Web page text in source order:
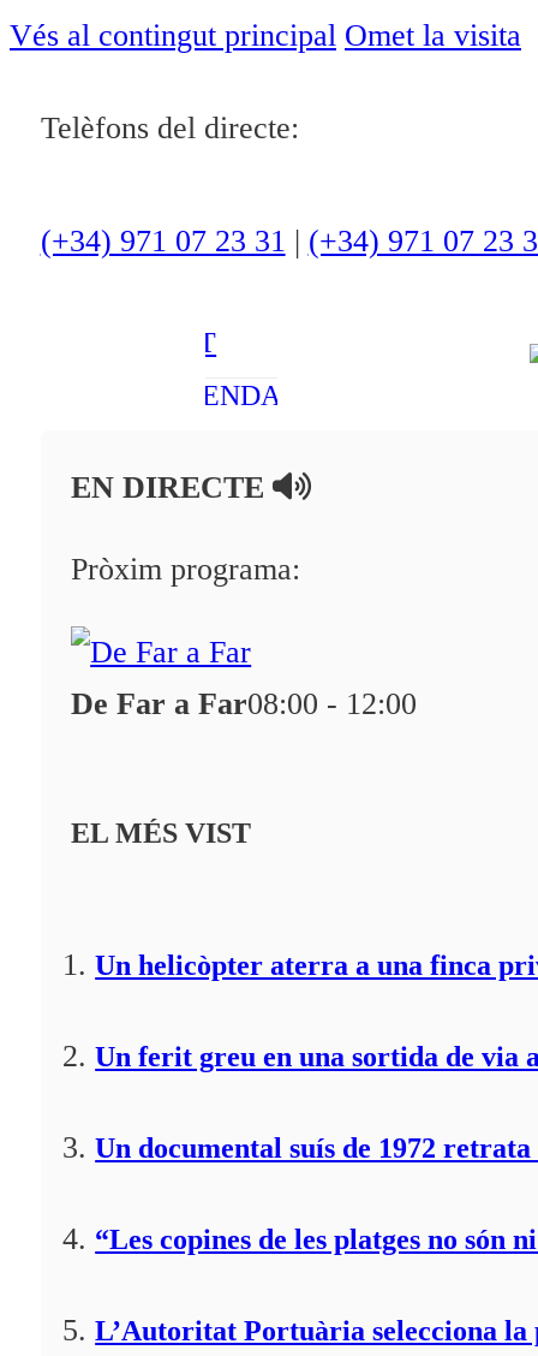
Vés al contingut principal Omet la visita
Telèfons del directe:
(+34) 971 07 23 31 | (+34) 971 07 23
ACTUALITAT
OCI
ENTREVISTES
AMBIENT
AGENDA
A la Carta
Programació
Fes-te'n soci!
EN DIRECTE
Pròxim programa:
De Far a Far08:00 - 12:00
EL MÉS VIST
Un helicòpter aterra a una finca
Un ferit greu en una sortida de via
Un documental suís de 1972
“Les copines de les platges no
L’Autoritat Portuària selecciona